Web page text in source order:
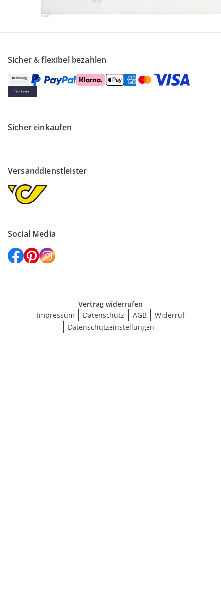
Über uns
Sicher & flexibel bezahlen
Sicher einkaufen
Versanddienstleister
Social Media
Vertrag widerrufen
Impressum
Datenschutz AGB
Widerruf
Datenschutzeinstellungen